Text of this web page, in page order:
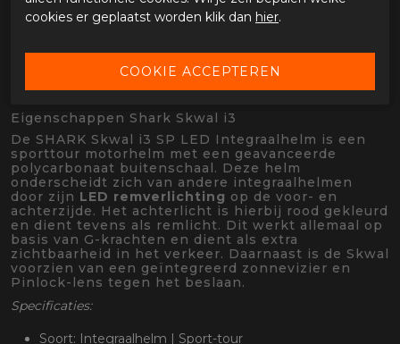
OMSCHRIJVING SHARK SKWAL I3 HELLCAT
Eigenschappen Shark Skwal i3
De SHARK Skwal i3 SP LED Integraalhelm is een
sporttour motorhelm met een geavanceerde
polycarbonaat buitenschaal. Deze helm
onderscheidt zich van andere integraalhelmen
door zijn LED remverlichting op de voor- en
achterzijde. Het achterlicht is hierbij rood gekleurd
en dient tevens als remlicht. Dit werkt allemaal op
basis van G-krachten en dient als extra
zichtbaarheid in het verkeer. Daarnaast is de Skwal
voorzien van een geïntegreerd zonnevizier en
Pinlock-lens tegen het beslaan.
Specificaties:
Soort: Integraalhelm | Sport-tour
cookies er geplaatst worden klik dan hier.